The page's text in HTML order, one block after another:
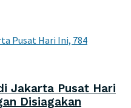
Jakarta Pusat Hari
Disiagakan